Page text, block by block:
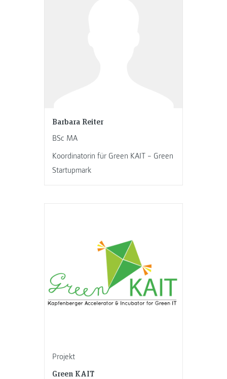
Barbara Reiter
BSc MA
Koordinatorin für Green KAIT – Green
Startupmark
Projekt
Green KAIT